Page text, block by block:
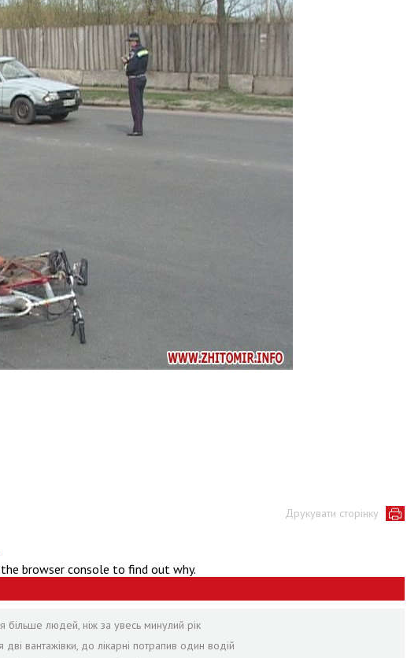
Друкувати сторінку
browser console to find out why.
більше людей, ніж за увесь минулий рік
вантажівки, до лікарні потрапив один водій